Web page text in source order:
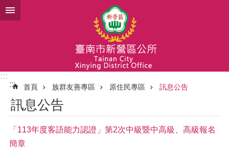
跳到主要內容區塊
:::
:::
首頁 族群友善專區 原住民專區 訊息公告
訊息公告
「113年度客語能力認證」第2次中級暨中高級、高級報名
簡章